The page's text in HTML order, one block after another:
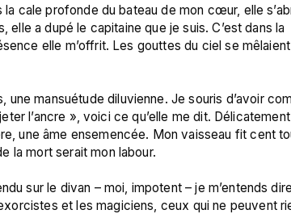
cale profonde du bateau de mon cœur, elle
a dupé le capitaine que je suis. C’est dans la
elle m’offrit. Les gouttes du ciel se mêlaient
mansuétude diluvienne. Je souris d’avoir
l’ancre », voici ce qu’elle me dit.
une âme ensemencée. Mon vaisseau fit cent
la mort serait mon labour.
sur le divan – moi, impotent – je m’entends
et les magiciens, ceux qui ne peuvent